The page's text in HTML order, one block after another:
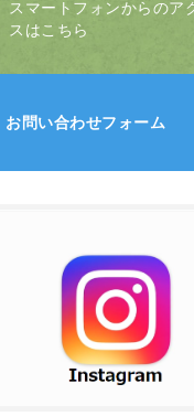
スマートフォンからのア
スはこちら
お問い合わせフォーム